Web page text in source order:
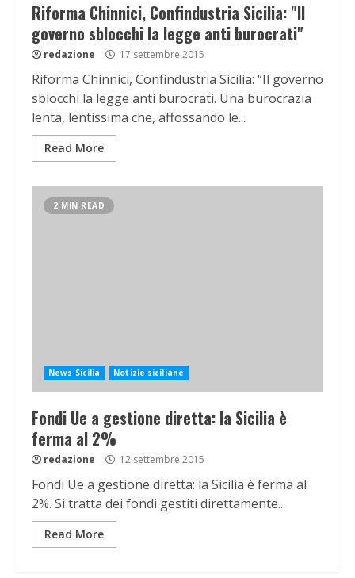
Riforma Chinnici, Confindustria Sicilia: "Il
governo sblocchi la legge anti burocrati"
redazione 17 settembre 2015
Riforma Chinnici, Confindustria Sicilia: “Il governo
sblocchi la legge anti burocrati. Una burocrazia
lenta, lentissima che, affossando le...
Read More
2 MIN READ
News Sicilia Notizie siciliane
Fondi Ue a gestione diretta: la Sicilia è
ferma al 2%
redazione 12 settembre 2015
Fondi Ue a gestione diretta: la Sicilia è ferma al
2%. Si tratta dei fondi gestiti direttamente...
Read More